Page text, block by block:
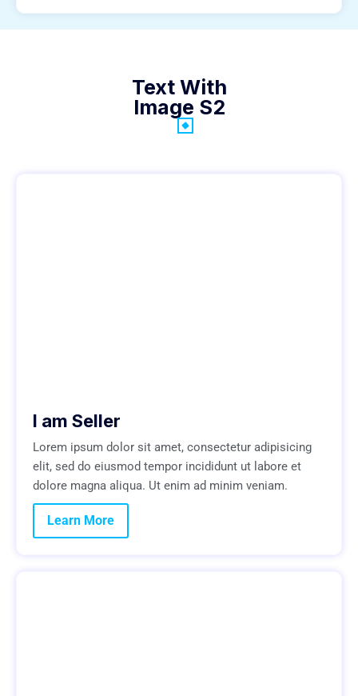
Text With
Image S2
I am Seller
Lorem ipsum dolor sit amet, consectetur adipisicing
elit, sed do eiusmod tempor incididunt ut labore et
dolore magna aliqua. Ut enim ad minim veniam.
Learn More